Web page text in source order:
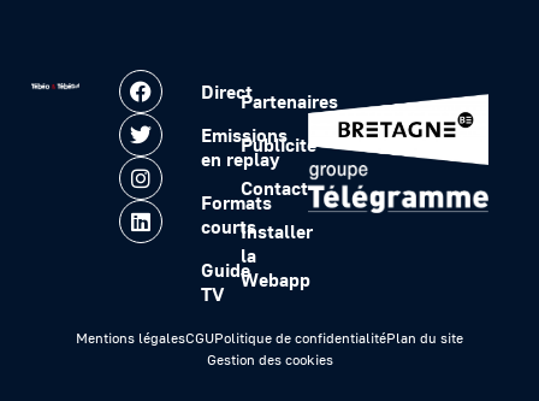
Direct
Emissions
en replay
Formats
courts
Guide
TV
Partenaires
Publicité
Contact
Installer
la
Webapp
Mentions légalesCGUPolitique de confidentialitéPlan du site
Gestion des cookies